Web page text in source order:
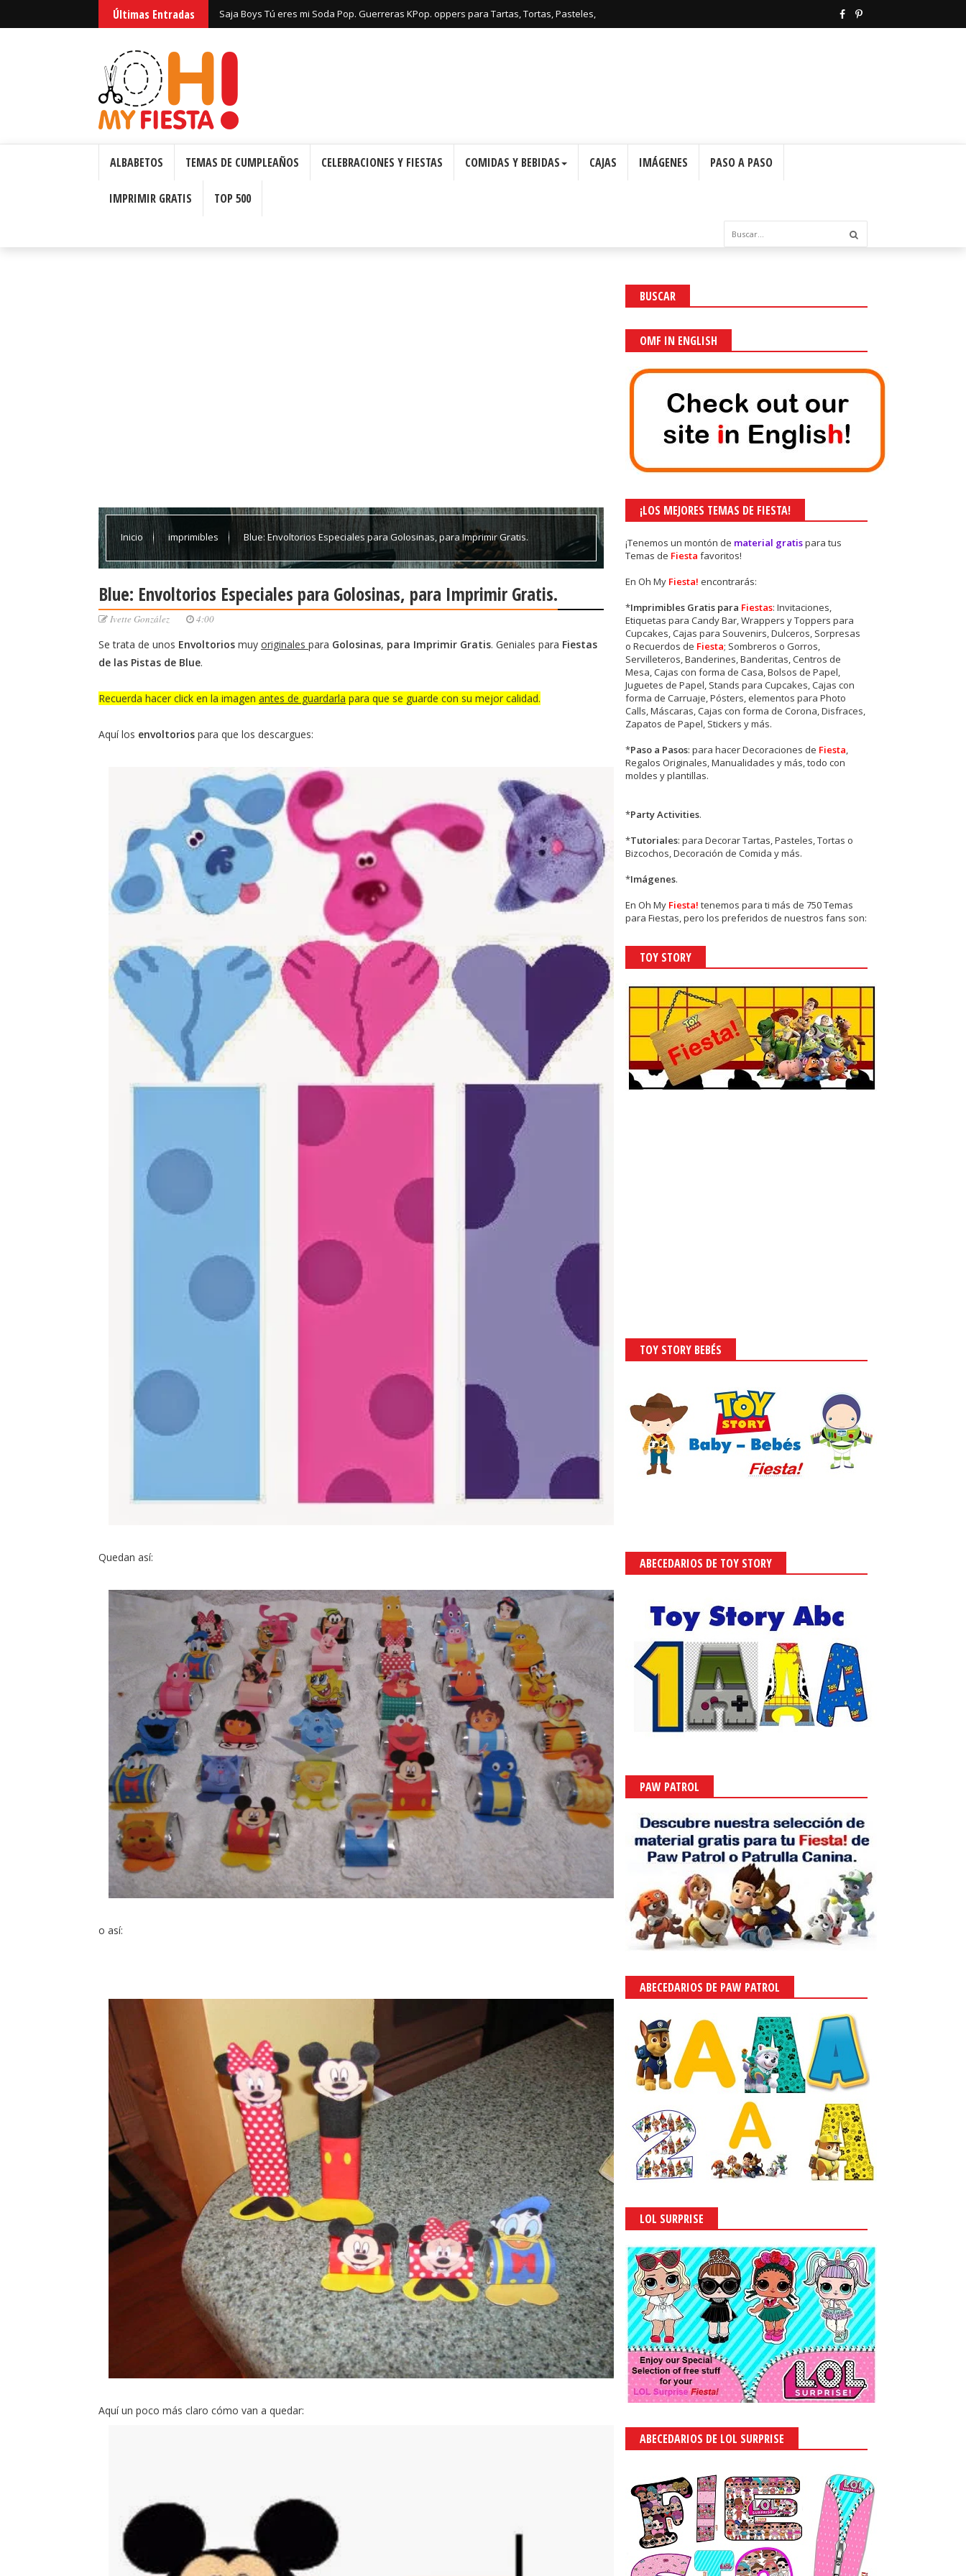
Últimas Entradas Saja Boys Tú eres mi Soda Pop. Guerreras KPop. oppers para Tartas, Tortas, Pasteles,
ALBABETOS TEMAS DE CUMPLEAÑOS CELEBRACIONES Y FIESTAS COMIDAS Y BEBIDAS CAJAS IMÁGENES PASO A PASO
IMPRIMIR GRATIS TOP 500
Inicio imprimibles Blue: Envoltorios Especiales para Golosinas, para Imprimir Gratis.
Blue: Envoltorios Especiales para Golosinas, para Imprimir Gratis.
Ivette González 4:00
Se trata de unos Envoltorios muy originales para Golosinas, para Imprimir Gratis. Geniales para Fiestas
de las Pistas de Blue.
Recuerda hacer click en la imagen antes de guardarla para que se guarde con su mejor calidad.
Aquí los envoltorios para que los descargues:
Quedan así:
o así:
Aquí un poco más claro cómo van a quedar:
BUSCAR
OMF IN ENGLISH
¡LOS MEJORES TEMAS DE FIESTA!
¡Tenemos un montón de material gratispara tus
Temas de Fiestafavoritos!
En Oh My Fiesta!encontrarás:
*Imprimibles Gratis para Fiestas: Invitaciones,
Etiquetas para Candy Bar, Wrappers y Toppers para
Cupcakes, Cajas para Souvenirs, Dulceros, Sorpresas
o Recuerdos de Fiesta; Sombreros o Gorros,
Servilleteros, Banderines, Banderitas, Centros de
Mesa, Cajas con forma de Casa, Bolsos de Papel,
Juguetes de Papel, Stands para Cupcakes, Cajas con
forma de Carruaje, Pósters, elementos para Photo
Calls, Máscaras, Cajas con forma de Corona, Disfraces,
Zapatos de Papel, Stickers y más.
*Paso a Pasos: para hacer Decoraciones de Fiesta,
Regalos Originales, Manualidades y más, todo con
moldes y plantillas.
*Party Activities.
*Tutoriales: para Decorar Tartas, Pasteles, Tortas o
Bizcochos, Decoración de Comida y más.
*Imágenes.
EnOh My Fiesta! tenemos para ti más de 750 Temas
para Fiestas, pero los preferidos de nuestros fans son:
TOY STORY
TOY STORY BEBÉS
ABECEDARIOS DE TOY STORY
PAW PATROL
ABECEDARIOS DE PAW PATROL
LOL SURPRISE
ABECEDARIOS DE LOL SURPRISE